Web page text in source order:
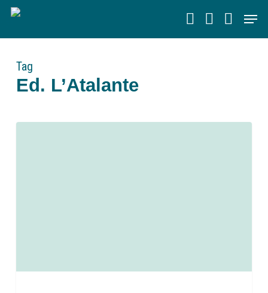
Skip
main
Tag
Ed. L’Atalante